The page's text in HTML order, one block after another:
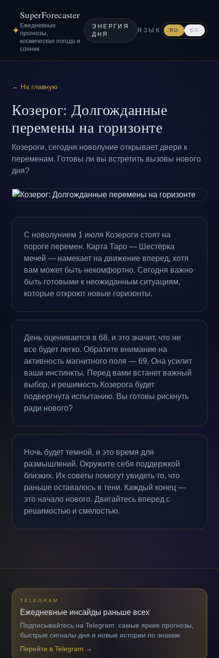
✦
SuperForecaster
Ежедневные
прогнозы,
космическая погода и
сонник
ЭНЕРГИЯ
ДНЯ
ЯЗЫК RU EN
← На главную
Козерог: Долгожданные
перемены на горизонте
Козероги, сегодня новолуние открывает двери к
переменам. Готовы ли вы встретить вызовы нового
дня?
С новолунием 1 июля Козероги стоят на
пороге перемен. Карта Таро — Шестёрка
мечей — намекает на движение вперед, хотя
вам может быть некомфортно. Сегодня важно
быть готовыми к неожиданным ситуациям,
которые откроют новые горизонты.
День оценивается в 68, и это значит, что не
все будет легко. Обратите внимание на
активность магнитного поля — 69. Она усилит
ваши инстинкты. Перед вами встанет важный
выбор, и решимость Козерога будет
подвергнута испытанию. Вы готовы рискнуть
ради нового?
Ночь будет темной, и это время для
размышлений. Окружите себя поддержкой
близких. Их советы помогут увидеть то, что
раньше оставалось в тени. Каждый конец —
это начало нового. Двигайтесь вперед с
решимостью и смелостью.
TELEGRAM
Ежедневные инсайды раньше всех
Подписывайтесь на Telegram: самые яркие прогнозы,
быстрые сигналы дня и новые истории по знакам.
Перейти в Telegram →